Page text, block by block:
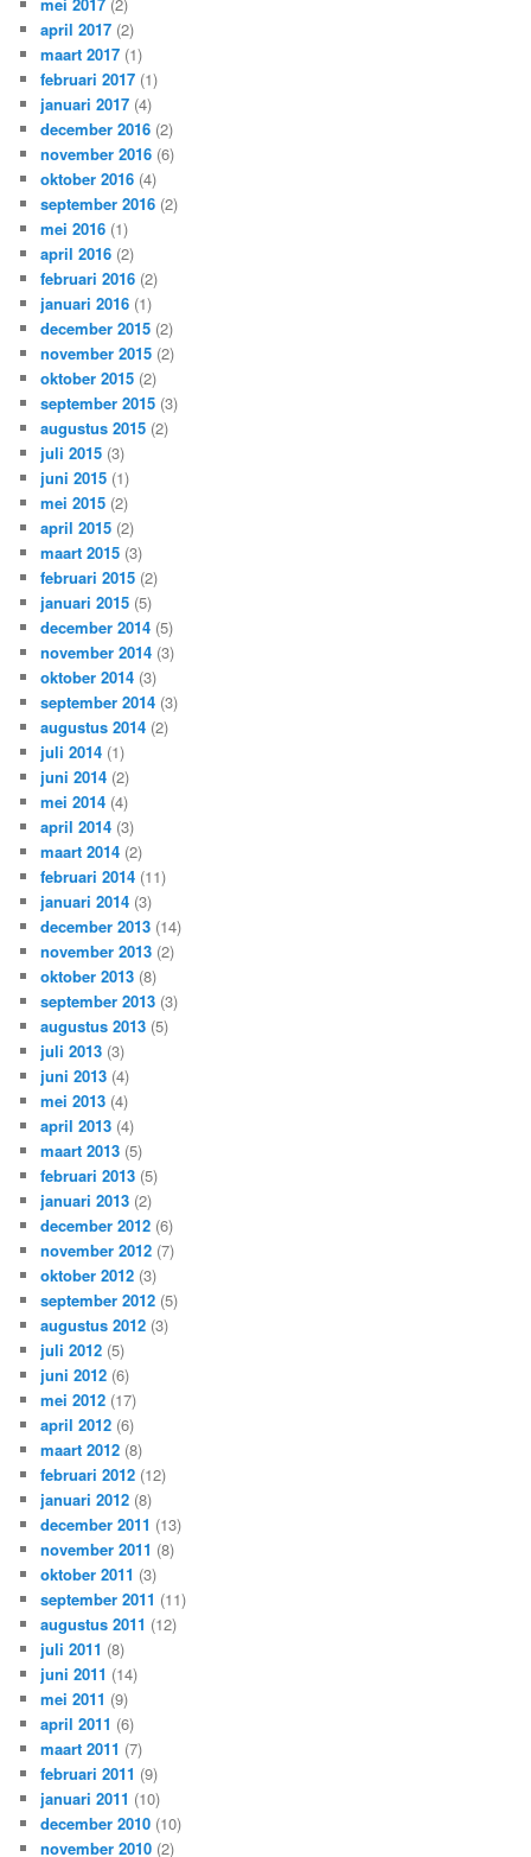
april 2017 (2)
maart 2017 (1)
februari 2017 (1)
januari 2017 (4)
december 2016 (2)
november 2016 (6)
oktober 2016 (4)
september 2016 (2)
mei 2016 (1)
april 2016 (2)
februari 2016 (2)
januari 2016 (1)
december 2015 (2)
november 2015 (2)
oktober 2015 (2)
september 2015 (3)
augustus 2015 (2)
juli 2015 (3)
juni 2015 (1)
mei 2015 (2)
april 2015 (2)
maart 2015 (3)
februari 2015 (2)
januari 2015 (5)
december 2014 (5)
november 2014 (3)
oktober 2014 (3)
september 2014 (3)
augustus 2014 (2)
juli 2014 (1)
juni 2014 (2)
mei 2014 (4)
april 2014 (3)
maart 2014 (2)
februari 2014 (11)
januari 2014 (3)
december 2013 (14)
november 2013 (2)
oktober 2013 (8)
september 2013 (3)
augustus 2013 (5)
juli 2013 (3)
juni 2013 (4)
mei 2013 (4)
april 2013 (4)
maart 2013 (5)
februari 2013 (5)
januari 2013 (2)
december 2012 (6)
november 2012 (7)
oktober 2012 (3)
september 2012 (5)
augustus 2012 (3)
juli 2012 (5)
juni 2012 (6)
mei 2012 (17)
april 2012 (6)
maart 2012 (8)
februari 2012 (12)
januari 2012 (8)
december 2011 (13)
november 2011 (8)
oktober 2011 (3)
september 2011 (11)
augustus 2011 (12)
juli 2011 (8)
juni 2011 (14)
mei 2011 (9)
april 2011 (6)
maart 2011 (7)
februari 2011 (9)
januari 2011 (10)
december 2010 (10)
november 2010 (2)